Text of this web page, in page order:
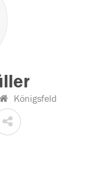
Königsfeld